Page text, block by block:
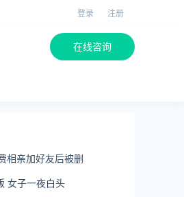
登录 注册
在线咨询
相亲加好友后被删
女子一夜白头